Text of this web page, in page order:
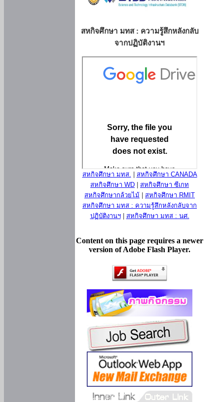
สหกิจศึกษา มทส : ความรู้สึกหลังกลับ
จากปฏิบัติงานฯ
สหกิจศึกษา มทส.
สหกิจศึกษา CANADA
สหกิจศึกษา WD
สหกิจศึกษา ซีเกท
สหกิจศึกษากล้วยไม้
สหกิจศึกษา RMIT
สหกิจศึกษา มทส : ความรู้สึกหลังกลับจาก
ปฏิบัติงานฯ| สหกิจศึกษา มทส : นศ.
Content on this page requires a newer
version of Adobe Flash Player.